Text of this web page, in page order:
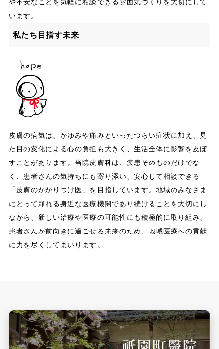
や不安なことを気軽に相談できる雰囲気づくりを大切にして
います。
私たち目指す未来
皮膚の病気は、かゆみや痛みといったつらい症状に加え、見
た目の変化による心の負担も大きく、生活全体に影響を及ぼ
すことがあります。当院皮膚科は、疾患そのものだけでな
く、患者さんの気持ちにも寄り添い、安心して相談できる
「皮膚のかかりつけ医」を目指しています。地域のみなさま
にとって頼れる身近な医療機関であり続けることを大切にし
ながら、新しい治療や医療の可能性にも積極的に取り組み、
患者さんが前向きに過ごせる未来のため、地域医療への貢献
に力を尽くしてまいります。